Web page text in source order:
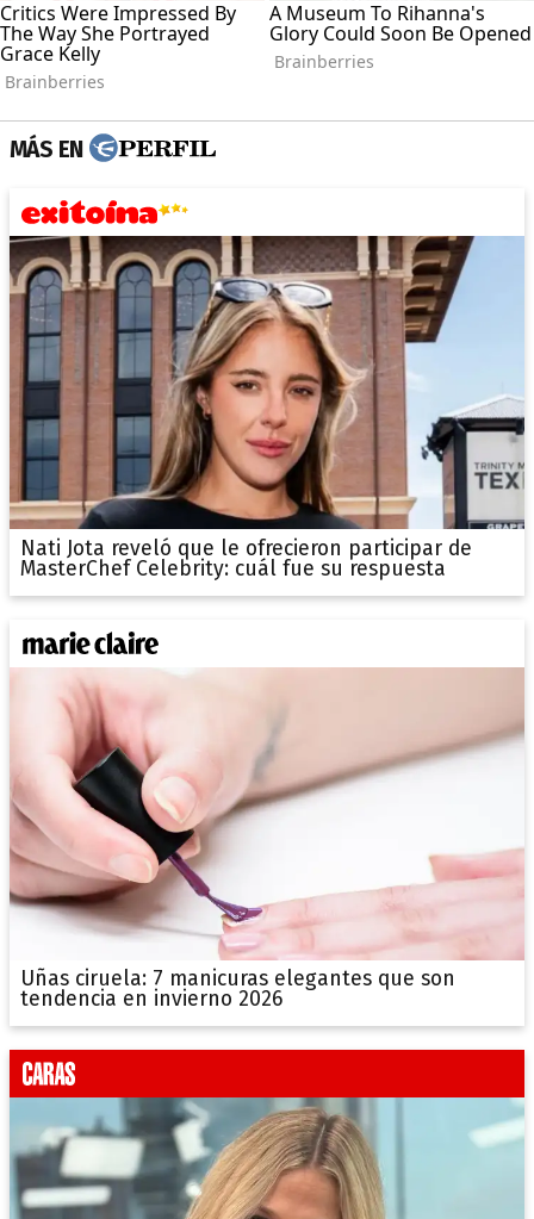
MÁS EN
Nati Jota reveló que le ofrecieron participar de
MasterChef Celebrity: cuál fue su respuesta
Uñas ciruela: 7 manicuras elegantes que son
tendencia en invierno 2026